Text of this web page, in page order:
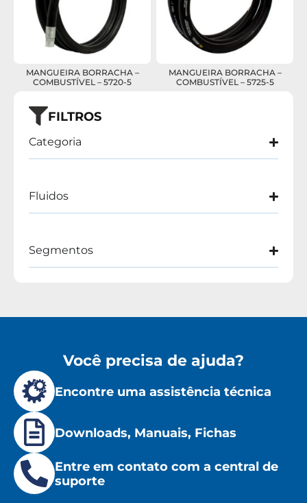
FILTROS
Categoria
Fluidos
Segmentos
MANGUEIRA BORRACHA –
COMBUSTÍVEL – 5720-5
MANGUEIRA BORRACHA –
COMBUSTÍVEL – 5725-5
Você precisa de ajuda?
Encontre uma assistência técnica
Downloads, Manuais, Fichas
Entre em contato com a central de
suporte